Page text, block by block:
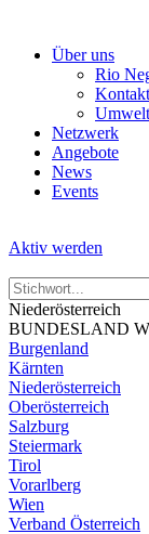
Über uns
Rio
Kontakt
Netzwerk
Angebote
News
Events
Aktiv werden
Niederösterreich
BUNDESLAND
Burgenland
Kärnten
Niederösterreich
Oberösterreich
Salzburg
Steiermark
Tirol
Vorarlberg
Wien
Verband Österreich